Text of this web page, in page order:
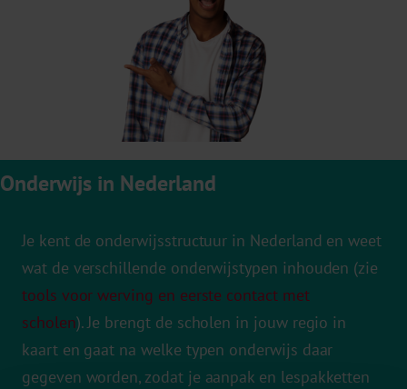
Onderwijs in Nederland
Je kent de onderwijsstructuur in Nederland en weet
wat de verschillende onderwijstypen inhouden (zie
tools voor werving en eerste contact met
scholen). Je brengt de scholen in jouw regio in
kaart en gaat na welke typen onderwijs daar
gegeven worden, zodat je aanpak en lespakketten